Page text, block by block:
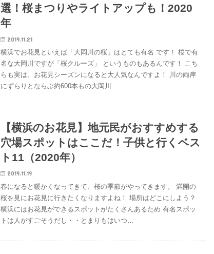
選！桜まつりやライトアップも！2020
年
2019.11.21
横浜でお花見といえば「大岡川の桜」はとても有名 です！ 桜で有
名な大岡川ですが「桜クルーズ」 というものもあるんです！ こち
らも実は、お花見シーズンになると大人気なんですよ！ 川の両岸
にずらりとならぶ約600本もの大岡川…
【横浜のお花見】地元民がおすすめする
穴場スポットはここだ！子供と行くベス
ト11（2020年）
2019.11.19
春になると暖かくなってきて、桜の季節がやってきます。 満開の
桜を見にお花見に行きたくなりますよね！ 場所はどこにしよう？
横浜にはお花見ができるスポットがたくさんあるため 有名スポッ
トは人がすごそうだし・・とまりもはいつ…